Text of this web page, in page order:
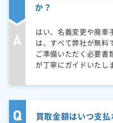
か？
はい、名義変更や廃車
は、すべて弊社が無料
ご準備いただく必要書
が丁寧にガイドいたし
買取金額はいつ支払